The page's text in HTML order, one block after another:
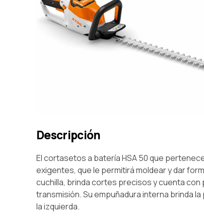
Descripción
El cortasetos a batería HSA 50 que
exigentes, que le permitirá moldear y dar
cuchilla, brinda cortes precisos y cuenta
transmisión. Su empuñadura interna brinda
la izquierda.